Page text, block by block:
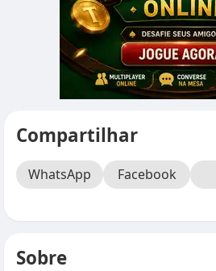
Compartilhar
WhatsApp Facebook
Sobre